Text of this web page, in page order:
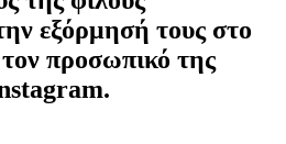
εξόρμησή τους στο
προσωπικό της